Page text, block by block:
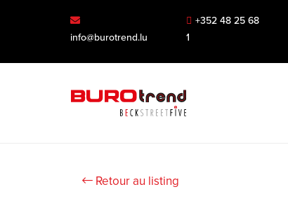
info@burotrend.lu
+352 48 25 68
1
Retour au listing